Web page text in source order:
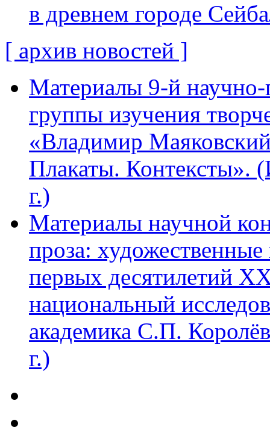
в древнем городе
[ архив новостей ]
Материалы 9-й научно-
группы изучения
«Владимир
Плакаты.
г.)
Материалы научной
проза: художественные
первых десятилетий
национальный
академика С.П.
г.)